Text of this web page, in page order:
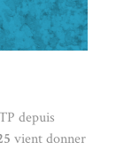
depuis
vient donner